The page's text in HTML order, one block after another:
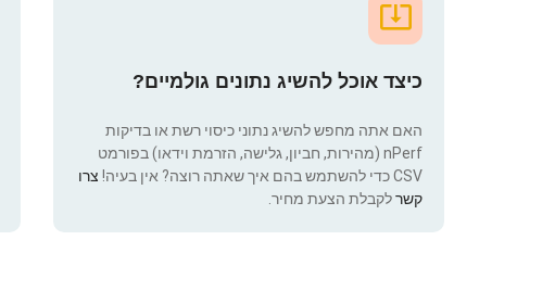
כיצד אוכל להשיג נתונים גולמיים?
האם אתה מחפש להשיג נתוני כיסוי רשת או בדיקות
nPerf (מהירות, חביון, גלישה, הזרמת וידאו) בפורמט
CSV כדי להשתמש בהם איך שאתה רוצה? אין בעיה!
צרו
קשרלקבלת הצעת מחיר.